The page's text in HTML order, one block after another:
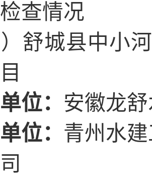
查情况
）舒城县中小
位： 安徽龙
位： 青州水